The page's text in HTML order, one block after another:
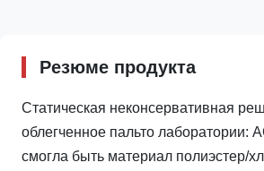
Резюме продукта
Статическая неконсервативная
облегченное пальто лаборатории:
смогла быть материал полиэстер/